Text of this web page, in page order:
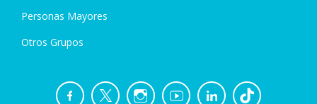
Personas Mayores
Otros Grupos